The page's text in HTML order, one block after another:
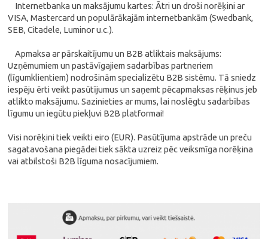
Internetbanka un maksājumu kartes: Ātri un droši norēķini ar
VISA, Mastercard un populārākajām internetbankām (Swedbank,
SEB, Citadele, Luminor u.c.).
Apmaksa ar pārskaitījumu un B2B atliktais maksājums:
Uzņēmumiem un pastāvīgajiem sadarbības partneriem
(līgumklientiem) nodrošinām specializētu B2B sistēmu. Tā sniedz
iespēju ērti veikt pasūtījumus un saņemt pēcapmaksas rēķinus jeb
atlikto maksājumu. Sazinieties ar mums, lai noslēgtu sadarbības
līgumu un iegūtu piekļuvi B2B platformai!
Visi norēķini tiek veikti eiro (EUR). Pasūtījuma apstrāde un preču
sagatavošana piegādei tiek sākta uzreiz pēc veiksmīga norēķina
vai atbilstoši B2B līguma nosacījumiem.